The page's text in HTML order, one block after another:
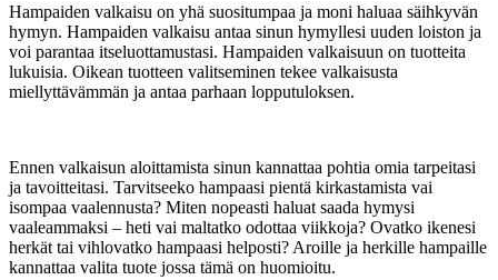
Hampaiden valkaisu on yhä suositumpaa ja moni haluaa säihkyvän
hymyn. Hampaiden valkaisu antaa sinun hymyllesi uuden loiston ja
voi parantaa itseluottamustasi. Hampaiden valkaisuun on tuotteita
lukuisia. Oikean tuotteen valitseminen tekee valkaisusta
miellyttävämmän ja antaa parhaan lopputuloksen.
Ennen valkaisun aloittamista sinun kannattaa pohtia omia tarpeitasi
ja tavoitteitasi. Tarvitseeko hampaasi pientä kirkastamista vai
isompaa vaalennusta? Miten nopeasti haluat saada hymysi
vaaleammaksi – heti vai maltatko odottaa viikkoja? Ovatko ikenesi
herkät tai vihlovatko hampaasi helposti? Aroille ja herkille hampaille
kannattaa valita tuote jossa tämä on huomioitu.